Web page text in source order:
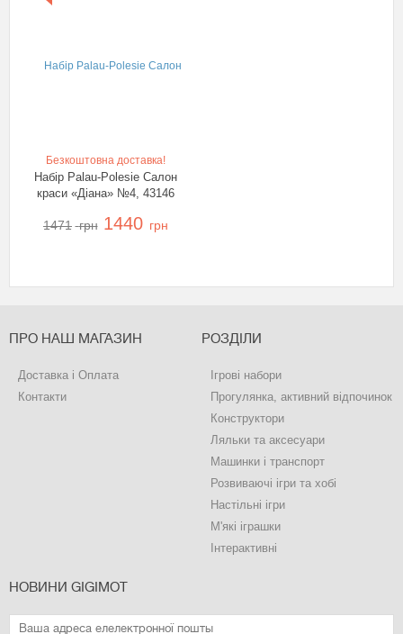
Безкоштовна доставка!
Набір Palau-Polesie Салон
краси «Діана» №4, 43146
1471 грн 1440 грн
ПРО НАШ МАГАЗИН
Доставка і Оплата
Контакти
РОЗДІЛИ
Ігрові набори
Прогулянка, активний відпочинок
Конструктори
Ляльки та аксесуари
Машинки і транспорт
Розвиваючі ігри та хобі
Настільні ігри
М'які іграшки
Інтерактивні
НОВИНИ GIGIMOT